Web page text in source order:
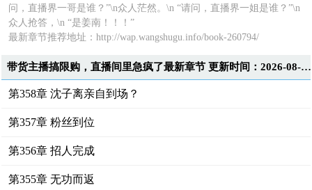
问，直播界一哥是谁？”\n众人茫然。\n “请问，直播界一姐是谁？”\n
众人抢答，\n “是姜南！！！”
最新章节推荐地址：http://wap.wangshugu.info/book-260794/
带货主播搞限购，直播间里急疯了最新章节 更新时间：2026-08-09T13:35:55
第358章 沈子离亲自到场？
第357章 粉丝到位
第356章 招人完成
第355章 无功而返